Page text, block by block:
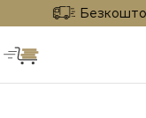
САЙТ